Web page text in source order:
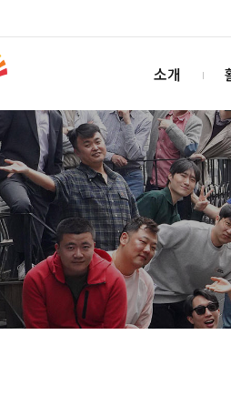
소개